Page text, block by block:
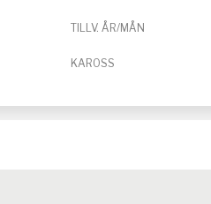
TILLV. ÅR/MÅN
KAROSS